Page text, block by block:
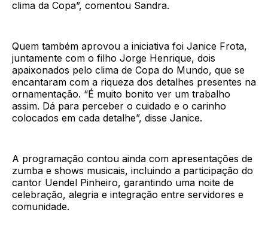
clima da Copa”, comentou Sandra.
Quem também aprovou a iniciativa foi Janice Frota,
juntamente com o filho Jorge Henrique, dois
apaixonados pelo clima de Copa do Mundo, que se
encantaram com a riqueza dos detalhes presentes na
ornamentação. “É muito bonito ver um trabalho
assim. Dá para perceber o cuidado e o carinho
colocados em cada detalhe”, disse Janice.
A programação contou ainda com apresentações de
zumba e shows musicais, incluindo a participação do
cantor Uendel Pinheiro, garantindo uma noite de
celebração, alegria e integração entre servidores e
comunidade.